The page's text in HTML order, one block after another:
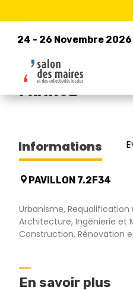
24 - 26 Novembre 2026
24 - 26 Novembre 2026
Retour à la liste des
GROUPE
FRANCE
Informations
PAVILLON 7.2F34
Urbanisme,
Architecture, Ingénierie et
Construction, Rénovation
En savoir plus